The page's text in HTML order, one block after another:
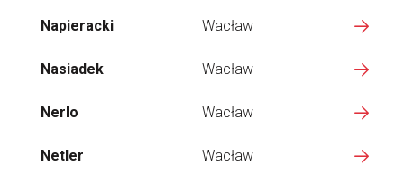
Napieracki Wacław
Nasiadek Wacław
Nerlo Wacław
Netler Wacław